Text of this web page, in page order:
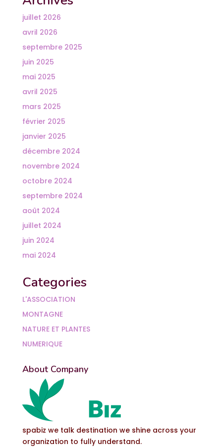
juillet 2026
avril 2026
septembre 2025
juin 2025
mai 2025
avril 2025
mars 2025
février 2025
janvier 2025
décembre 2024
novembre 2024
octobre 2024
septembre 2024
août 2024
juillet 2024
juin 2024
mai 2024
Categories
L'ASSOCIATION
MONTAGNE
NATURE ET PLANTES
NUMERIQUE
About Company
spabiz we talk destination we shine across your
organization to fully understand.